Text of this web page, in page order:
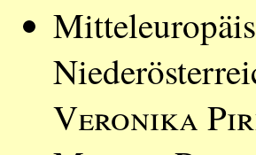
Veronika